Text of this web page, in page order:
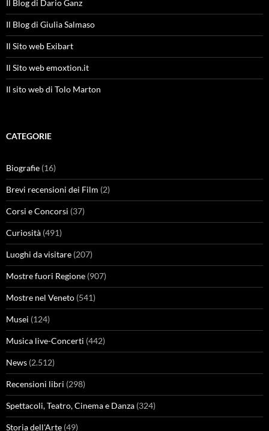
Il Blog di Dario Ganz
Il Blog di Giulia Salmaso
Il Sito web Exibart
Il Sito web emoxtion.it
Il sito web di Tolo Marton
CATEGORIE
Biografie (16)
Brevi recensioni dei Film (2)
Corsi e Concorsi (37)
Curiosità (491)
Luoghi da visitare (207)
Mostre fuori Regione (907)
Mostre nel Veneto (541)
Musei (124)
Musica live-Concerti (442)
News (2.512)
Recensioni libri (298)
Spettacoli, Teatro, Cinema e Danza (324)
Storia dell'Arte (49)